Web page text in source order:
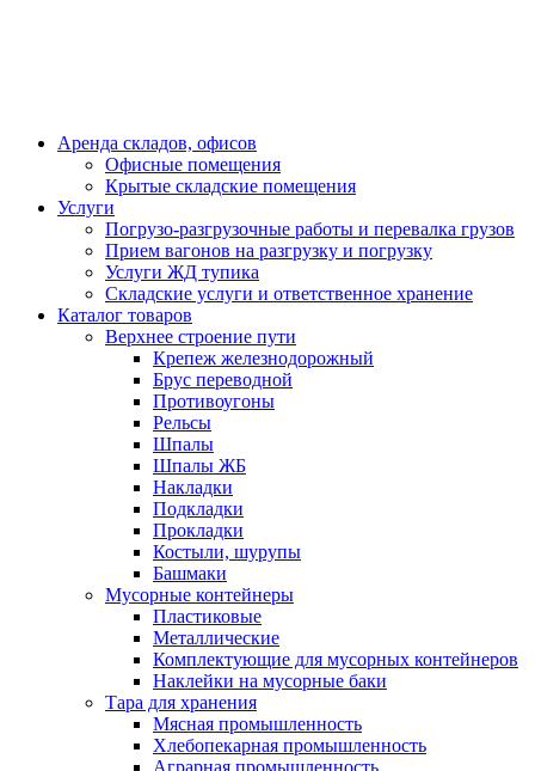
Аренда складов, офисов
Офисные помещения
Крытые складские помещения
Услуги
Погрузо-разгрузочные работы и перевалка грузов
Прием вагонов на разгрузку и погрузку
Услуги ЖД тупика
Складские услуги и ответственное хранение
Каталог товаров
Верхнее строение пути
Крепеж железнодорожный
Брус переводной
Противоугоны
Рельсы
Шпалы
Шпалы ЖБ
Накладки
Подкладки
Прокладки
Костыли, шурупы
Башмаки
Мусорные контейнеры
Пластиковые
Металлические
Комплектующие для мусорных контейнеров
Наклейки на мусорные баки
Тара для хранения
Мясная промышленность
Хлебопекарная промышленность
Аграрная промышленность